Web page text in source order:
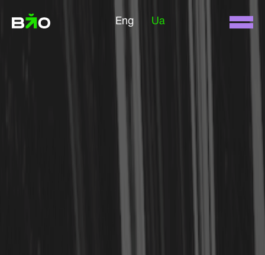
Eng Ua